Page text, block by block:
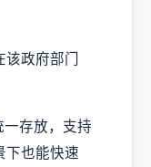
该政府部门
一存放，支持
下也能快速